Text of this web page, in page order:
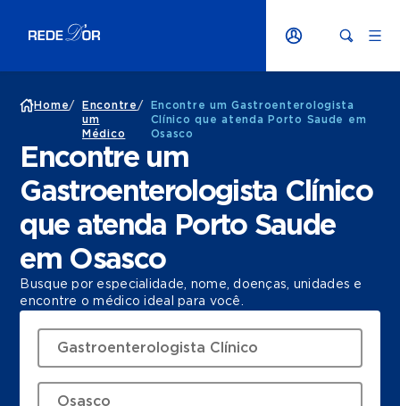
Home/
Encontre
um
Médico
/
Encontre um Gastroenterologista
Clínico que atenda Porto Saude em
Osasco
Encontre um
Gastroenterologista Clínico
que atenda Porto Saude
em Osasco
Busque por especialidade, nome, doenças, unidades e
encontre o médico ideal para você.